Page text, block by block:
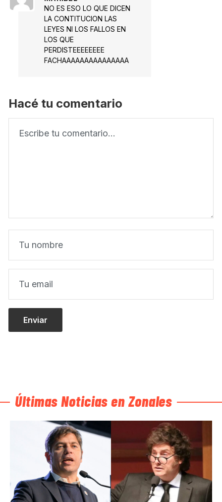
NO ES ESO LO QUE DICEN
LA CONTITUCION LAS
LEYES NI LOS FALLOS EN
LOS QUE
PERDISTEEEEEEEE
FACHAAAAAAAAAAAAAAA
Hacé tu comentario
Últimas Noticias en Zonales